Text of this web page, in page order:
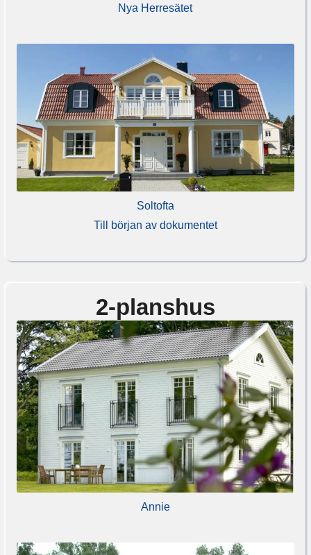
Nya Herresätet
Soltofta
Till början av dokumentet
2-planshus
Annie